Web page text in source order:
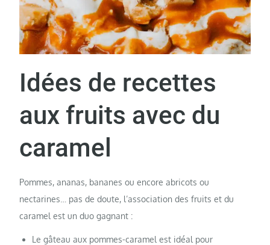
Idées de recettes
aux fruits avec du
caramel
Pommes, ananas, bananes ou encore abricots ou
nectarines… pas de doute, l’association des fruits et du
caramel est un duo gagnant :
Le gâteau aux pommes-caramel est idéal pour